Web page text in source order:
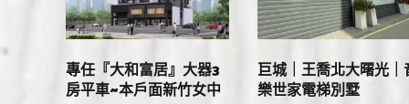
專任『大和富居』大器3
房平車~本戶面新竹女中
巨城｜王喬北大曙光｜
樂世家電梯別墅